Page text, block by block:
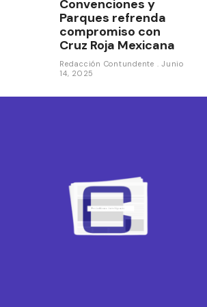
Convenciones y
Parques refrenda
compromiso con
Cruz Roja Mexicana
Redacción Contundente
Junio
14, 2025